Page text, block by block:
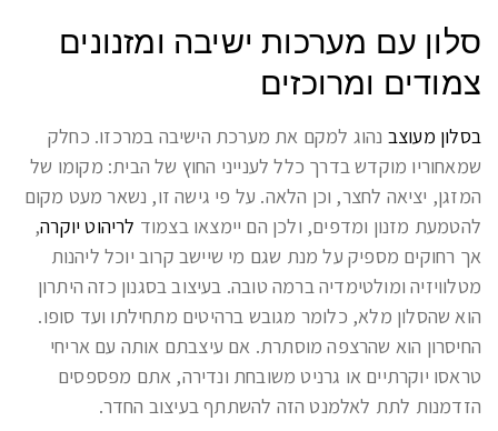
סלון עם מערכות ישיבה ומזנונים
צמודים ומרוכזים
בסלון מעוצב נהוג למקם את מערכת הישיבה במרכזו. כחלק
שמאחוריו מוקדש בדרך כלל לענייני החוץ של הבית: מקומו של
המזגן, יציאה לחצר, וכן הלאה. על פי גישה זו, נשאר מעט מקום
להטמעת מזנון ומדפים, ולכן הם יימצאו בצמוד לריהוט יוקרה,
אך רחוקים מספיק על מנת שגם מי שיישב קרוב יוכל ליהנות
מטלוויזיה ומולטימדיה ברמה טובה. בעיצוב בסגנון כזה היתרון
הוא שהסלון מלא, כלומר מגובש ברהיטים מתחילתו ועד סופו.
החיסרון הוא שהרצפה מוסתרת. אם עיצבתם אותה עם אריחי
טראסו יוקרתיים או גרניט משובחת ונדירה, אתם מפספסים
הזדמנות לתת לאלמנט הזה להשתתף בעיצוב החדר.